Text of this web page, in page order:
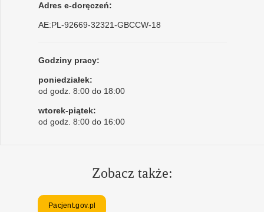
Adres e-doręczeń:
AE:PL-92669-32321-GBCCW-18
Godziny pracy:
poniedziałek:
od godz. 8:00 do 18:00
wtorek-piątek:
od godz. 8:00 do 16:00
Zobacz także:
Pacjent.gov.pl